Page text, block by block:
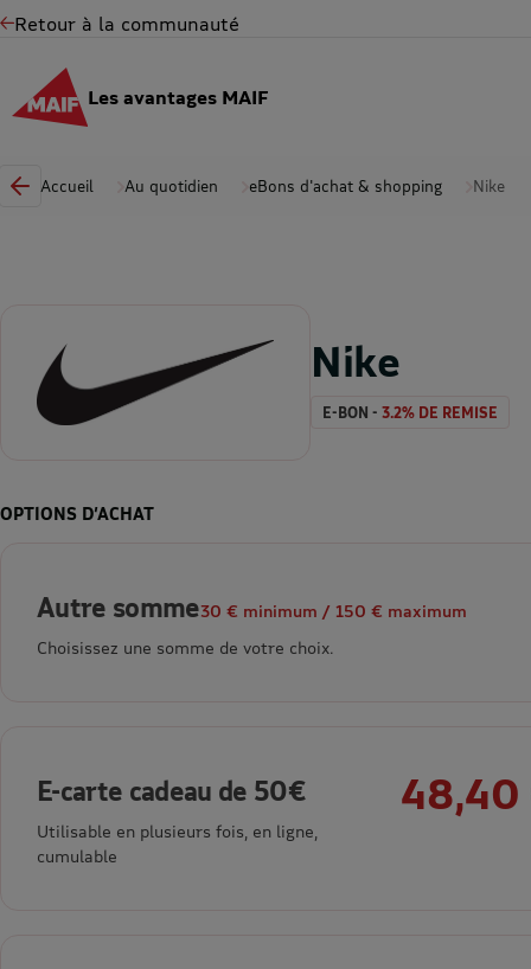
Retour à la communauté
Les avantages MAIF
Accueil Au quotidien eBons d'achat & shopping Nike
Nike
E-BON - 3.2% DE REMISE
OPTIONS D’ACHAT
Autre somme30 € minimum / 150 € maximum
Choisissez une somme de votre choix.
E-carte cadeau de 50€
Utilisable en plusieurs fois, en ligne,
cumulable
48,40